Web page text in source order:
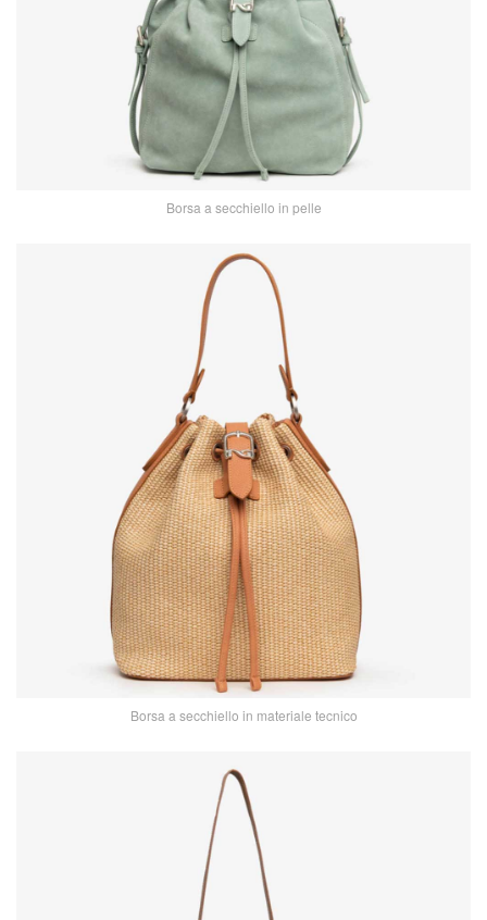
Borsa a secchiello in pelle
Borsa a secchiello in materiale tecnico